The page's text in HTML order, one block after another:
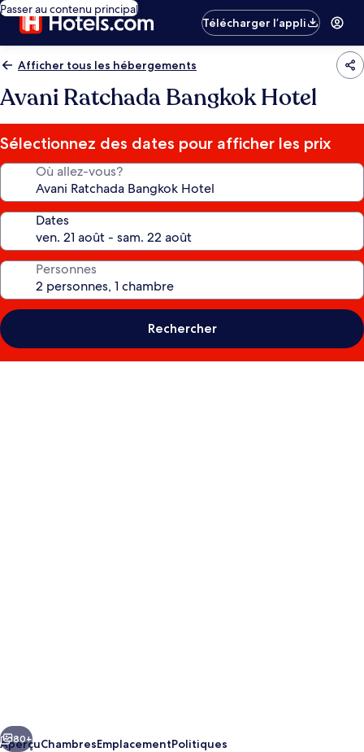
Passer au contenu principal
Télécharger l’appli
Afficher tous les hébergements
Avani Ratchada Bangkok Hotel
Sélectionnez des dates pour afficher les prix
Où allez-vous?
Dates
Personnes
Rechercher
Hotel
Suivant
80+
AperçuChambresEmplacementPolitiques